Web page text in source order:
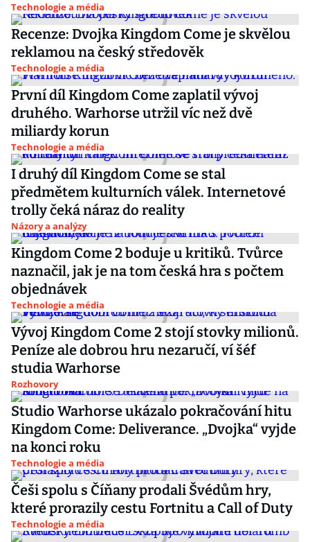
Technologie a média
Recenze: Dvojka Kingdom Come je skvělou
reklamou na český středověk
Technologie a média
První díl Kingdom Come zaplatil vývoj
druhého. Warhorse utržil víc než dvě
miliardy korun
Technologie a média
I druhý díl Kingdom Come se stal
předmětem kulturních válek. Internetové
trolly čeká náraz do reality
Názory a analýzy
Kingdom Come 2 boduje u kritiků. Tvůrce
naznačil, jak je na tom česká hra s počtem
objednávek
Technologie a média
Vývoj Kingdom Come 2 stojí stovky milionů.
Peníze ale dobrou hru nezaručí, ví šéf
studia Warhorse
Rozhovory
Studio Warhorse ukázalo pokračování hitu
Kingdom Come: Deliverance. „Dvojka“ vyjde
na konci roku
Technologie a média
Češi spolu s Číňany prodali Švédům hry,
které prorazily cestu Fortnitu a Call of Duty
Technologie a média